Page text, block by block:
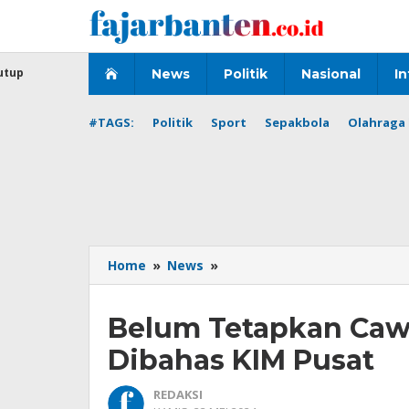
News Politik Nasional
#TAGS: Politik Sport Sepakbola
Home » News »
Tetapkan
Koalisi
Pilkada
Banten
Belum Tetapkan
Dibahas KIM Pusat
REDAKSI